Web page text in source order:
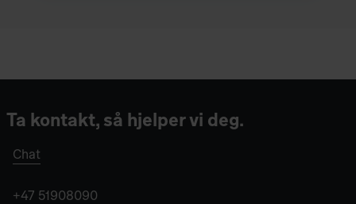
Ta kontakt, så hjelper vi deg.
Chat
+47 51908090